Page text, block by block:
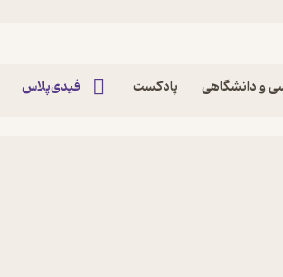
و دانشگاهی پادکست فیدی‌پلاس